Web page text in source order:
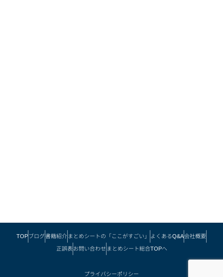
TOPブログ書籍紹介 まとめシートの「ここがすごい」 よくあるQ&A会社概要
正誤表 お問い合わせ まとめシート総合TOPへ
プライバシーポリシー